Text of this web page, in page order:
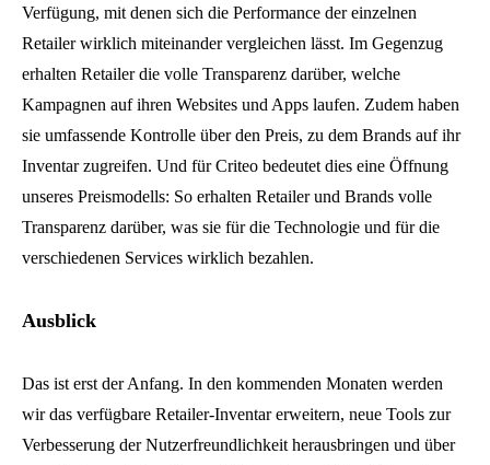
Verfügung, mit denen sich die Performance der einzelnen
Retailer wirklich miteinander vergleichen lässt. Im Gegenzug
erhalten Retailer die volle Transparenz darüber, welche
Kampagnen auf ihren Websites und Apps laufen. Zudem haben
sie umfassende Kontrolle über den Preis, zu dem Brands auf ihr
Inventar zugreifen. Und für Criteo bedeutet dies eine Öffnung
unseres Preismodells: So erhalten Retailer und Brands volle
Transparenz darüber, was sie für die Technologie und für die
verschiedenen Services wirklich bezahlen.
Ausblick
Das ist erst der Anfang. In den kommenden Monaten werden
wir das verfügbare Retailer-Inventar erweitern, neue Tools zur
Verbesserung der Nutzerfreundlichkeit herausbringen und über